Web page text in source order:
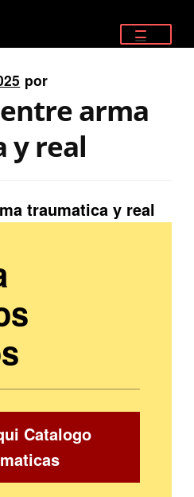
por
arma
y real
traumatica y real
Catalogo